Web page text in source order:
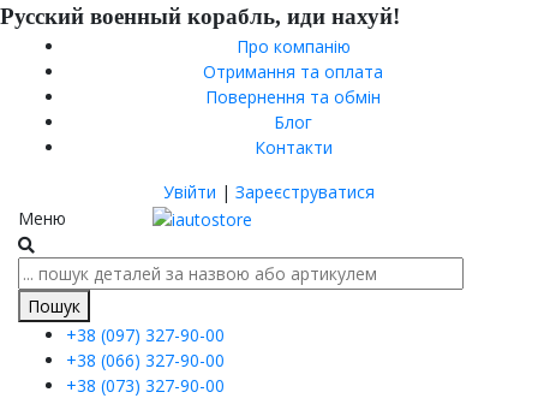
Русский военный корабль, иди нахуй!
Про компанію
Отримання та оплата
Повернення та обмін
Блог
Контакти
Увійти | Зареєструватися
Меню
Пошук
+38 (097) 327-90-00
+38 (066) 327-90-00
+38 (073) 327-90-00